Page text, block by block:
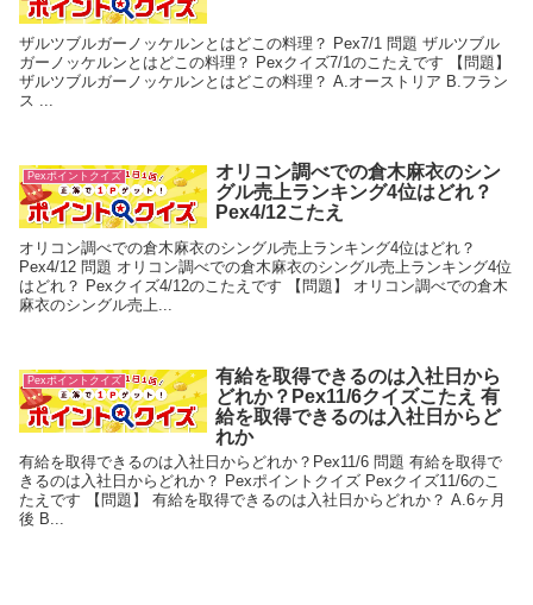
ザルツブルガーノッケルンとはどこの料理？ Pex7/1 問題 ザルツブル
ガーノッケルンとはどこの料理？ Pexクイズ7/1のこたえです 【問題】
ザルツブルガーノッケルンとはどこの料理？ A.オーストリア B.フラン
ス ...
Pexポイントクイズ
オリコン調べでの倉木麻衣のシン
グル売上ランキング4位はどれ？
Pex4/12こたえ
オリコン調べでの倉木麻衣のシングル売上ランキング4位はどれ？
Pex4/12 問題 オリコン調べでの倉木麻衣のシングル売上ランキング4位
はどれ？ Pexクイズ4/12のこたえです 【問題】 オリコン調べでの倉木
麻衣のシングル売上...
Pexポイントクイズ
有給を取得できるのは入社日から
どれか？Pex11/6クイズこたえ 有
給を取得できるのは入社日からど
れか
有給を取得できるのは入社日からどれか？Pex11/6 問題 有給を取得で
きるのは入社日からどれか？ Pexポイントクイズ Pexクイズ11/6のこ
たえです 【問題】 有給を取得できるのは入社日からどれか？ A.6ヶ月
後 B...